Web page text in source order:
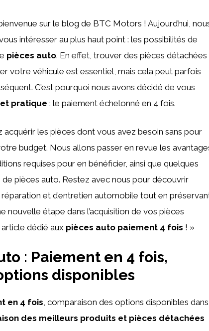
sur le blog de BTC Motors ! Aujourd’hui,
intéresser au plus haut point : les possibilités de
pièces auto. En effet, trouver des pièces détachées
votre véhicule est essentiel, mais cela peut parfois
C’est pourquoi nous avons décidé de vous
pratique : le paiement échelonné en 4 fois.
les pièces dont vous avez besoin sans pour
budget. Nous allons passer en revue les
requises pour en bénéficier, ainsi que quelques
pièces auto. Restez avec nous pour découvrir
et d’entretien automobile tout en
nouvelle étape dans l’acquisition de vos pièces
dédié aux pièces auto paiement 4 fois ! »
: Paiement en 4 fois,
disponibles
en 4 fois , comparaison des options disponibles
des meilleurs produits et pièces détachées